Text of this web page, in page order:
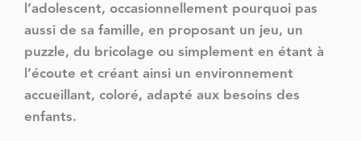
l’adolescent, occasionnellement pourquoi pas
aussi de sa famille, en proposant un jeu, un
puzzle, du bricolage ou simplement en étant à
l’écoute et créant ainsi un environnement
accueillant, coloré, adapté aux besoins des
enfants.